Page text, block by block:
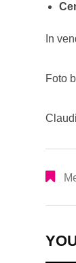
In
Foto